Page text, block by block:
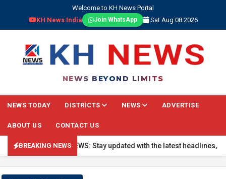
Welcome to KH News Portal
KH News India
Join WhatsApp Sat Aug 08 2026
NEWS BEYOND LIMITS
NEWS TODAY DISTRICTS NEWS ADVERTISE
ABOUT US CONTACT US
BREAKING NEWS
🔴 BREAKING NEWS: Stay updated with the latest headlines,